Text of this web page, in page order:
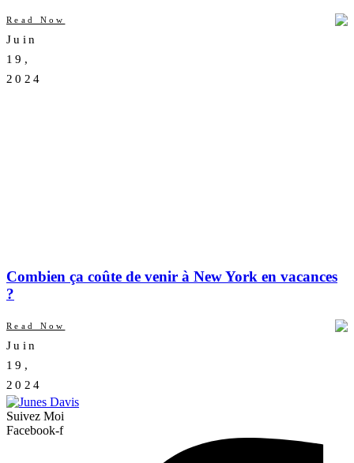
Read Now
Juin
19,
2024
Combien ça coûte de venir à New York en vacances
?
Read Now
Juin
19,
2024
Suivez Moi
Facebook-f